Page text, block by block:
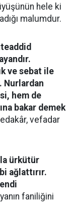
hele ki
malumdur.
ve sebat ile
Nurlardan
hem de
bakar demek
vefadar
ürkütür
ağlattırır.
faniliğini